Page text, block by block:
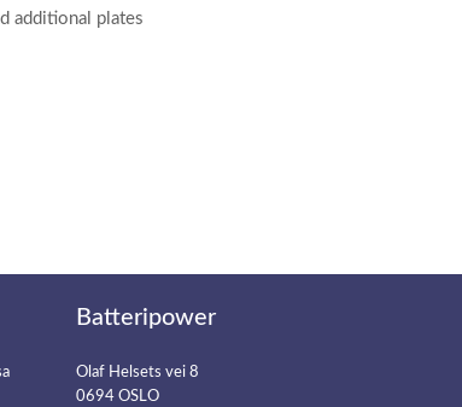
additional plates
Batteripower
Olaf Helsets vei 8
0694 OSLO